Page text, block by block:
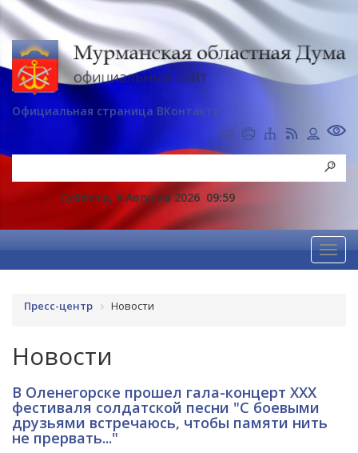
Официальная страница ВКонтакте
Суббота, 8 Августа 2026 09:59
Пресс-центр Новости
Новости
В Оленегорске прошел гала-концерт ХХХ
фестиваля солдатской песни "С боевыми
друзьями встречаюсь, чтобы памяти нить
не прервать..."